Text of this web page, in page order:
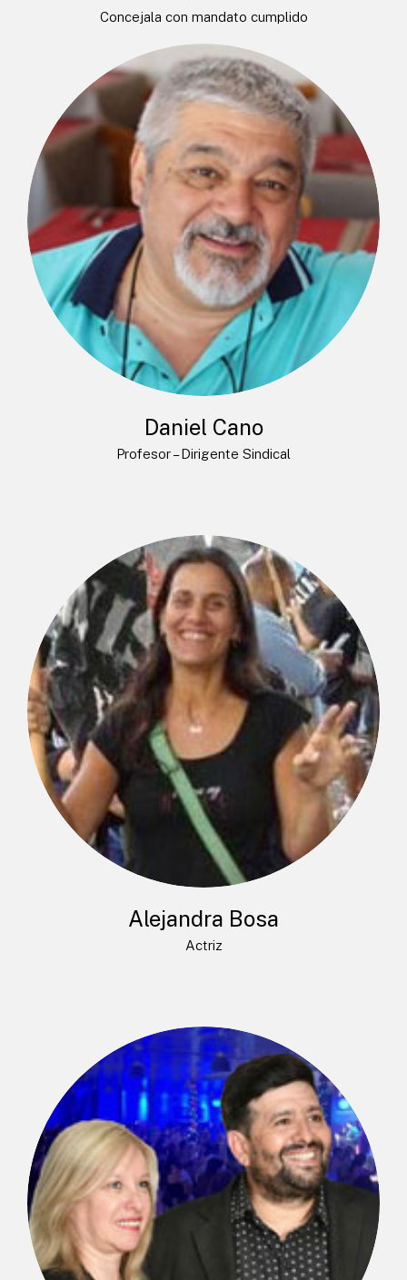
Concejala con mandato cumplido
Daniel Cano
Profesor – Dirigente Sindical
Alejandra Bosa
Actriz